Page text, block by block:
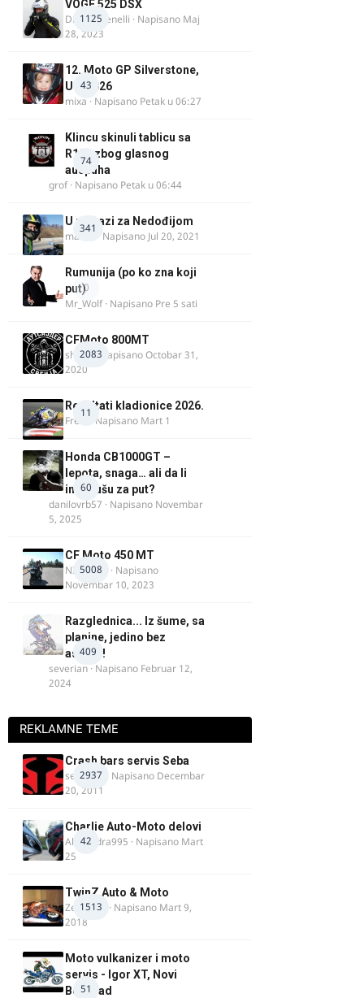
1125
VOGE 525 DSX
DraganBenelli · Napisano Maj
28, 2023
43
12. Moto GP Silverstone,
UK, 2026
mixa · Napisano Petak u 06:27
74
Klincu skinuli tablicu sa
R125 zbog glasnog
auspuha
grof· Napisano Petak u 06:44
341
U potrazi za Nedođijom
makikt · Napisano Jul 20, 2021
0
Rumunija (po ko zna koji
put)
Mr_Wolf· Napisano Pre 5 sati
2083
CFMoto 800MT
shlem· NapisanoOctobar 31,
2020
11
Rezultati kladionice 2026.
Fredi · Napisano Mart 1
60
Honda CB1000GT –
lepota, snaga… ali da li
ima dušu za put?
danilovrb57 · Napisano Novembar
5, 2025
5008
CF Moto 450 MT
NIKOLA 1
· Napisano
Novembar 10, 2023
409
Razglednica... Iz šume, sa
planine, jedino bez
asfalta!
severian · Napisano Februar 12,
2024
REKLAMNE TEME
2937
Crash bars servis Seba
seba011 · Napisano Decembar
20, 2011
42
Charlie Auto-Moto delovi
Alexandra995 · Napisano Mart
25
1513
TwinZ Auto & Moto
Zeljkamp · Napisano Mart 9,
2018
51
Moto vulkanizer i moto
servis - Igor XT, Novi
Beograd